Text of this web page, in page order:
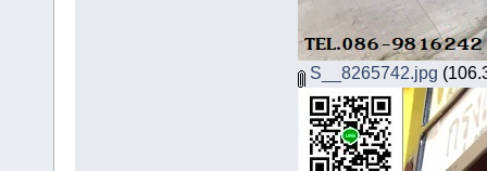
S__8265742.jpg